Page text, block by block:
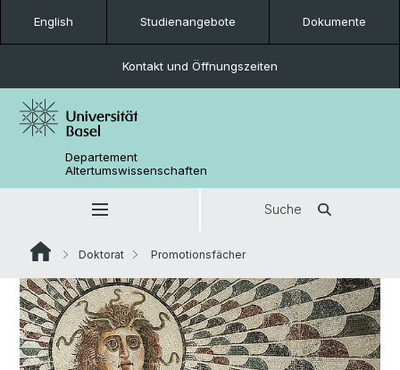
English Studienangebote Dokumente
Kontakt und Öffnungszeiten
Departement
Altertumswissenschaften
Suche
Doktorat Promotionsfächer